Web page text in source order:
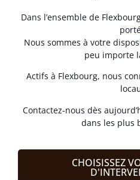
Dans l’ensemble de
Nous sommes à votre
peu importe
Actifs à Flexbourg, nous
Contactez-nous dès
dans les plus
CHOISISSEZ